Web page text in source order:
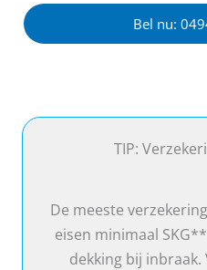
TIP:
De meeste
eisen minimaal
dekking bij inbraak.
Bel nu: